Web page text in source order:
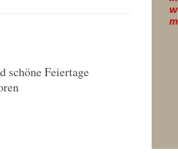
schöne Feiertage